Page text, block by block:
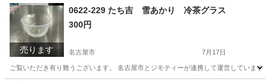
愛知 名古屋市 服/ファッション
売ります
0622-229 たち吉 雪あかり 冷茶グラス
300円
名古屋市 7月17日
ご覧いただき有り難うございます。 名古屋市とジモティーが連携して運営してい